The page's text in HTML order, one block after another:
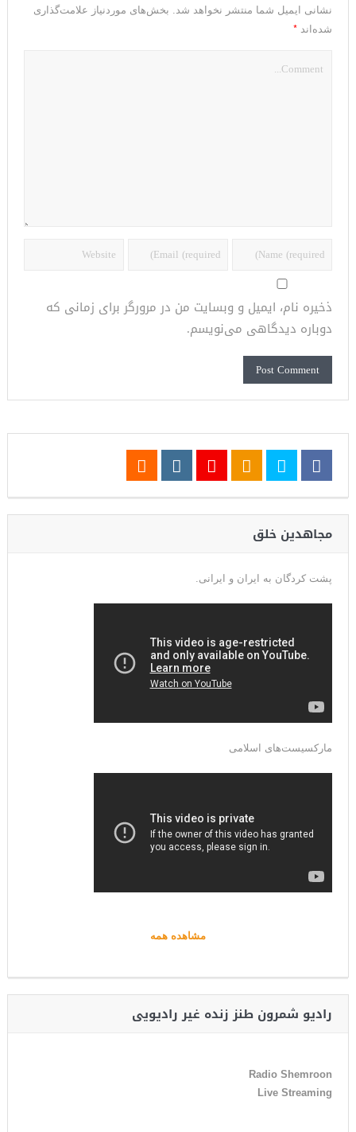
نشانی ایمیل شما منتشر نخواهد شد.
بخش‌های موردنیاز علامت‌گذاری
شده‌اند *
ذخیره نام، ایمیل و وبسایت من در مرورگر برای زمانی که
دوباره دیدگاهی می‌نویسم.
مجاهدین خلق
پشت کردگان به ایران و ایرانی.
مارکسیست‌های اسلامی
مشاهده همه
رادیو شمرون طنز زنده غیر رادیویی
Radio Shemroon
Live Streaming